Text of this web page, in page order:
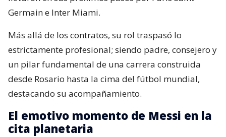
Germain e Inter Miami.
Más allá de los contratos, su rol traspasó lo
estrictamente profesional; siendo padre, consejero y
un pilar fundamental de una carrera construida
desde Rosario hasta la cima del fútbol mundial,
destacando su acompañamiento.
El emotivo momento de Messi en la
cita planetaria